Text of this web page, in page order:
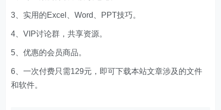
3、实用的Excel、Word、PPT技巧。
4、VIP讨论群，共享资源。
5、优惠的会员商品。
6、一次付费只需129元，即可下载本站文章涉及的文件
和软件。